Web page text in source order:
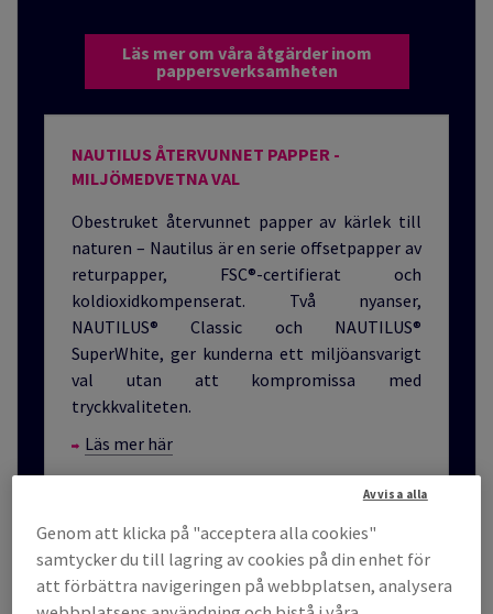
Läs mer om våra åtgärder inom
pappersverksamheten
NAUTILUS ÅTERVUNNET PAPPER -
MILJÖMEDVETNA VAL
Obestruket återvunnet papper av kärlek till
naturen – Nautilus är en serie offsetpapper av
returpapper, FSC®-certifierat och
koldioxidkompenserat. Två nyanser,
NAUTILUS® Classic och NAUTILUS®
SuperWhite, ger kunderna ett miljöansvarigt
val utan att kompromissa med
tryckkvaliteten.
Läs mer här
Genom att klicka på "acceptera alla cookies"
samtycker du till lagring av cookies på din enhet för
att förbättra navigeringen på webbplatsen, analysera
Avvisa alla